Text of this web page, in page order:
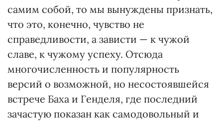
самим собой, то мы вынуждены признать,
что это, конечно, чувство не
справедливости, а зависти — к чужой
славе, к чужому успеху. Отсюда
многочисленность и популярность
версий о возможной, но несостоявшейся
встрече Баха и Генделя, где последний
зачастую показан как самодовольный и